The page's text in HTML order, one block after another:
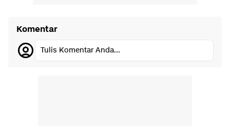
Komentar
Tulis Komentar Anda...